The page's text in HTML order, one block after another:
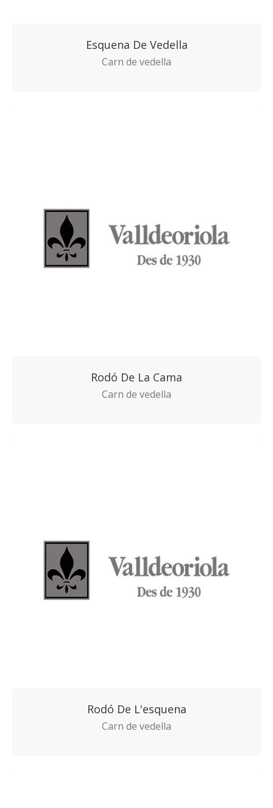
Esquena De Vedella
Carn de vedella
Rodó De La Cama
Carn de vedella
Rodó De L'esquena
Carn de vedella